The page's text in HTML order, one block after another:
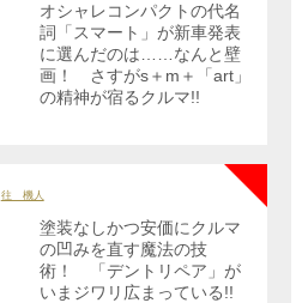
オシャレコンパクトの代名
詞「スマート」が新車発表
に選んだのは……なんと壁
画！ さすがs＋m＋「art」
の精神が宿るクルマ!!
往 機人
塗装なしかつ安価にクルマ
の凹みを直す魔法の技
術！ 「デントリペア」が
いまジワリ広まっている!!